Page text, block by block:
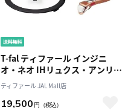
T-fal ティファール インジニ
オ・ネオ IHリュクス・アンリミ
テッド セット5 L39090 IH・ガ
ス火対応
ティファール JAL Mall店
19,500 円 （税込）